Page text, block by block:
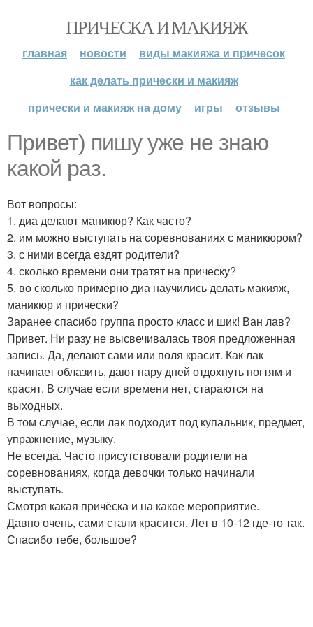
ПРИЧЕСКА И МАКИЯЖ
главная новости
виды макияжа и причесок
как делать прически и макияж
прически и макияж на дому
игры отзывы
Привет) пишу уже не знаю
какой раз.
Вот вопросы:
1. диа делают маникюр? Как часто?
2. им можно выступать на соревнованиях с маникюром?
3. с ними всегда ездят родители?
4. сколько времени они тратят на прическу?
5. во сколько примерно диа научились делать макияж,
маникюр и прически?
Заранее спасибо группа просто класс и шик! Ван лав?
Привет. Ни разу не высвечивалась твоя предложенная
запись. Да, делают сами или поля красит. Как лак
начинает облазить, дают пару дней отдохнуть ногтям и
красят. В случае если времени нет, стараются на
выходных.
В том случае, если лак подходит под купальник, предмет,
упражнение, музыку.
Не всегда. Часто присутствовали родители на
соревнованиях, когда девочки только начинали
выступать.
Смотря какая причёска и на какое мероприятие.
Давно очень, сами стали красится. Лет в 10-12 где-то так.
Спасибо тебе, большое?